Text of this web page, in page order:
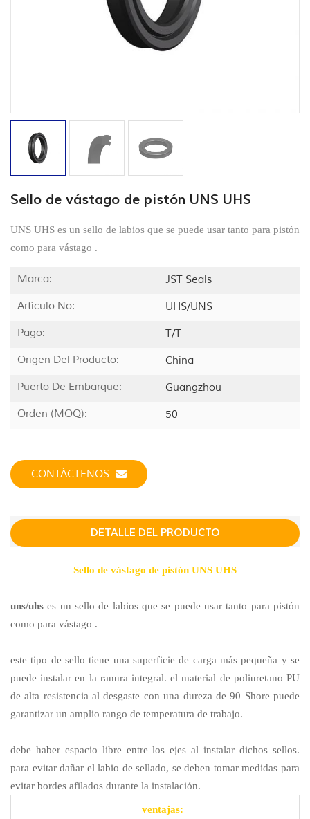
Sello de vástago de pistón UNS UHS
UNS UHS es un sello de labios que se puede usar tanto para pistón
como para vástago .
Marca:
JST Seals
Artículo No:
UHS/UNS
Pago:
T/T
Origen Del Producto:
China
Puerto De Embarque:
Guangzhou
Orden (MOQ):
50
CONTÁCTENOS
DETALLE DEL PRODUCTO
Sello de vástago de pistón UNS UHS
uns/uhs es un sello de labios que se puede usar tanto para pistón
como para vástago .
este tipo de sello tiene una superficie de carga más pequeña y se
puede instalar en la ranura integral. el material de poliuretano PU
de alta resistencia al desgaste con una dureza de 90 Shore puede
garantizar un amplio rango de temperatura de trabajo.
debe haber espacio libre entre los ejes al instalar dichos sellos.
para evitar dañar el labio de sellado, se deben tomar medidas para
evitar bordes afilados durante la instalación.
ventajas: